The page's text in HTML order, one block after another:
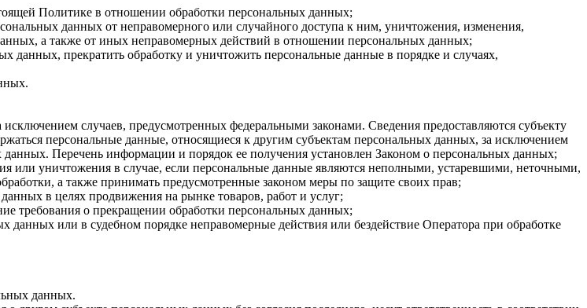
Политике в отношении обработки персональных данных;
данных от неправомерного или случайного доступа к ним, уничтожения, изменения,
а также от иных неправомерных действий в отношении персональных данных;
данных, прекратить обработку и уничтожить персональные данные в порядке и случаях,
случаев, предусмотренных федеральными законами. Сведения предоставляются субъекту
персональные данные, относящиеся к другим субъектам персональных данных, за исключением
Перечень информации и порядок ее получения установлен Законом о персональных данных;
или уничтожения в случае, если персональные данные являются неполными, устаревшими, неточными,
а также принимать предусмотренные законом меры по защите своих прав;
в целях продвижения на рынке товаров, работ и услуг;
требования о прекращении обработки персональных данных;
или в судебном порядке неправомерные действия или бездействие Оператора при обработке
данных.